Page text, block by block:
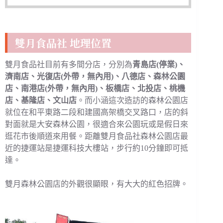
雙月食品社 地理位置
雙月食品社目前有多間分店，分別為青島店(停業)、
濟南店、光復店(外帶，無內用)、八德店、森林公園
店、南港店(外帶，無內用)、板橋店、北投店、桃機
店、基隆店、文山店 。而小涵這次造訪的森林公園店
就位在和平東路二段和建國高架橋交叉路口，店的斜
對面就是大安森林公園，很適合來公園玩或是假日來
逛花市後順道來用餐。距離雙月食品社森林公園店最
近的捷運站是捷運科技大樓站，步行約10分鐘即可抵
達。
雙月森林公園店的外觀很顯眼，有大大的紅色招牌。